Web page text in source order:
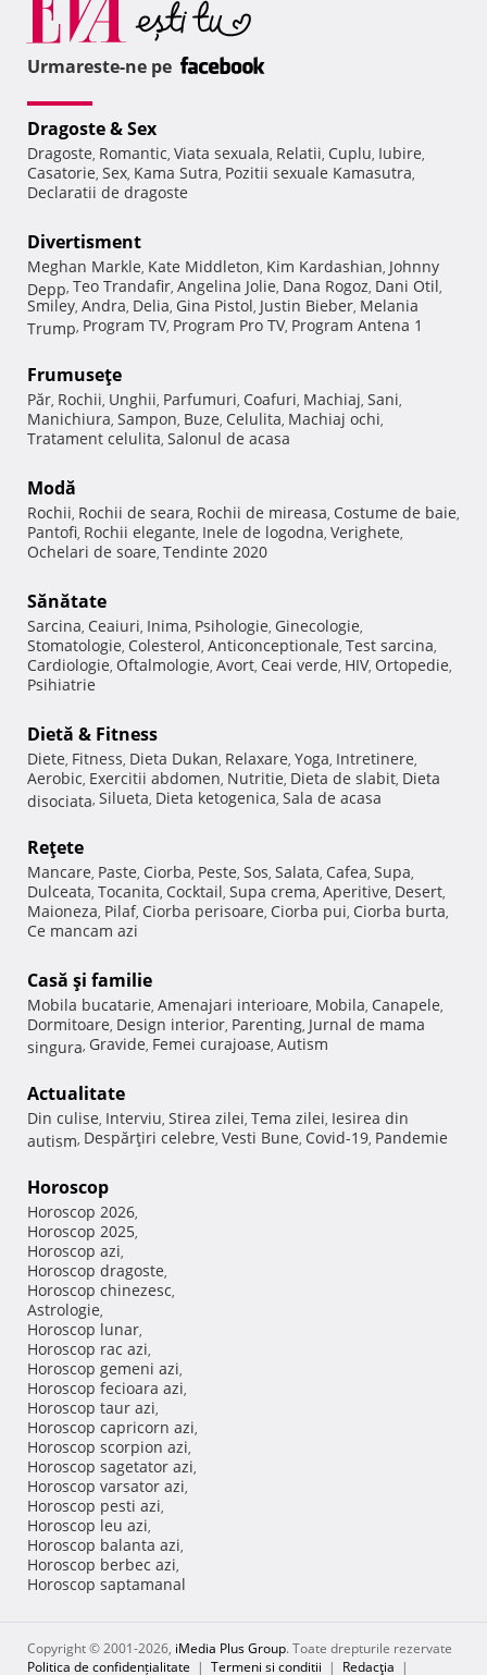
Urmareste-ne pe
Dragoste & Sex
Dragoste, Romantic, Viata sexuala, Relatii, Cuplu, Iubire,
Casatorie, Sex, Kama Sutra, Pozitii sexuale Kamasutra,
Declaratii de dragoste
Divertisment
Meghan Markle, Kate Middleton, Kim Kardashian, Johnny
Depp, Teo Trandafir, Angelina Jolie, Dana Rogoz, Dani Otil,
Smiley, Andra, Delia, Gina Pistol, Justin Bieber, Melania
Trump, Program TV, Program Pro TV, Program Antena 1
Frumuseţe
Păr, Rochii, Unghii, Parfumuri, Coafuri, Machiaj, Sani,
Manichiura, Sampon, Buze, Celulita, Machiaj ochi,
Tratament celulita, Salonul de acasa
Modă
Rochii, Rochii de seara, Rochii de mireasa, Costume de baie,
Pantofi, Rochii elegante, Inele de logodna, Verighete,
Ochelari de soare, Tendinte 2020
Sănătate
Sarcina, Ceaiuri, Inima, Psihologie, Ginecologie,
Stomatologie, Colesterol, Anticonceptionale, Test sarcina,
Cardiologie, Oftalmologie, Avort, Ceai verde, HIV, Ortopedie,
Psihiatrie
Dietă & Fitness
Diete, Fitness, Dieta Dukan, Relaxare, Yoga, Intretinere,
Aerobic, Exercitii abdomen, Nutritie, Dieta de slabit, Dieta
disociata, Silueta, Dieta ketogenica, Sala de acasa
Reţete
Mancare, Paste, Ciorba, Peste, Sos, Salata, Cafea, Supa,
Dulceata, Tocanita, Cocktail, Supa crema, Aperitive, Desert,
Maioneza, Pilaf, Ciorba perisoare, Ciorba pui, Ciorba burta,
Ce mancam azi
Casă şi familie
Mobila bucatarie, Amenajari interioare, Mobila, Canapele,
Dormitoare, Design interior, Parenting, Jurnal de mama
singura, Gravide, Femei curajoase, Autism
Actualitate
Din culise, Interviu, Stirea zilei, Tema zilei, Iesirea din
autism, Despărţiri celebre, Vesti Bune, Covid-19, Pandemie
Horoscop
Horoscop 2026,
Horoscop 2025,
Horoscop azi,
Horoscop dragoste,
Horoscop chinezesc,
Astrologie,
Horoscop lunar,
Horoscop rac azi,
Horoscop gemeni azi,
Horoscop fecioara azi,
Horoscop taur azi,
Horoscop capricorn azi,
Horoscop scorpion azi,
Horoscop sagetator azi,
Horoscop varsator azi,
Horoscop pesti azi,
Horoscop leu azi,
Horoscop balanta azi,
Horoscop berbec azi,
Horoscop saptamanal
Copyright © 2001-2026, iMedia Plus Group. Toate drepturile rezervate
Politica de confidențialitate | Termeni si conditii | Redacţia |